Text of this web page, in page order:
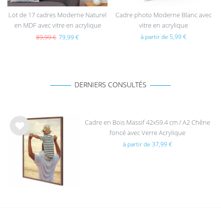
Lot de 17 cadres Moderne Naturel
en MDF avec vitre en acrylique
89,99 € 79,99 €
Cadre photo Moderne Blanc avec
vitre en acrylique
à partir de 5,99 €
DERNIERS CONSULTÉS
List
sou
Cadre en Bois Massif 42x59.4 cm / A2 Chêne
foncé avec Verre Acrylique
à partir de 37,99 €